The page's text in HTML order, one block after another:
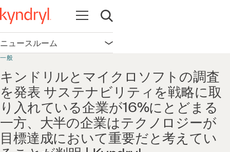
Open navigation
Open search
ニュースルーム Open navigation
一般
キンドリルとマイクロソフトの調査
を発表 サステナビリティを戦略に取
り入れている企業が16%にとどまる
一方、大半の企業はテクノロジーが
目標達成において重要だと考えてい